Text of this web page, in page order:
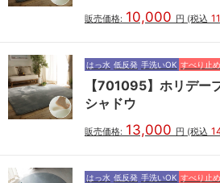
販売価格: 10,000 円 (税込
はっ水 低反発 手洗いOK すべり止め
【701095】ホリデ
シャドウ
販売価格: 13,000 円 (税込
はっ水 低反発 手洗いOK すべり止め